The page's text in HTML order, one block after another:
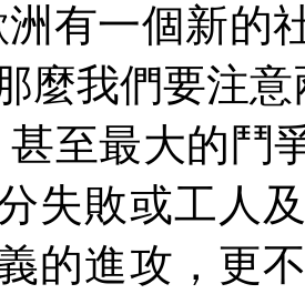
有一個新的
麼我們要注
甚至最大的鬥
失敗或工人
的進攻，更